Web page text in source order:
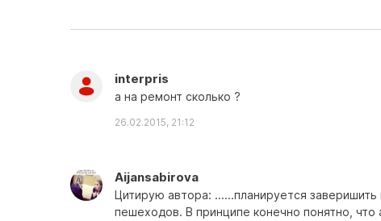
interpris
а на ремонт сколько ?
26.02.2015, 21:12
Aijansabirova
Цитирую автора: ......планируется
пешеходов. В принципе конечно понятно, что